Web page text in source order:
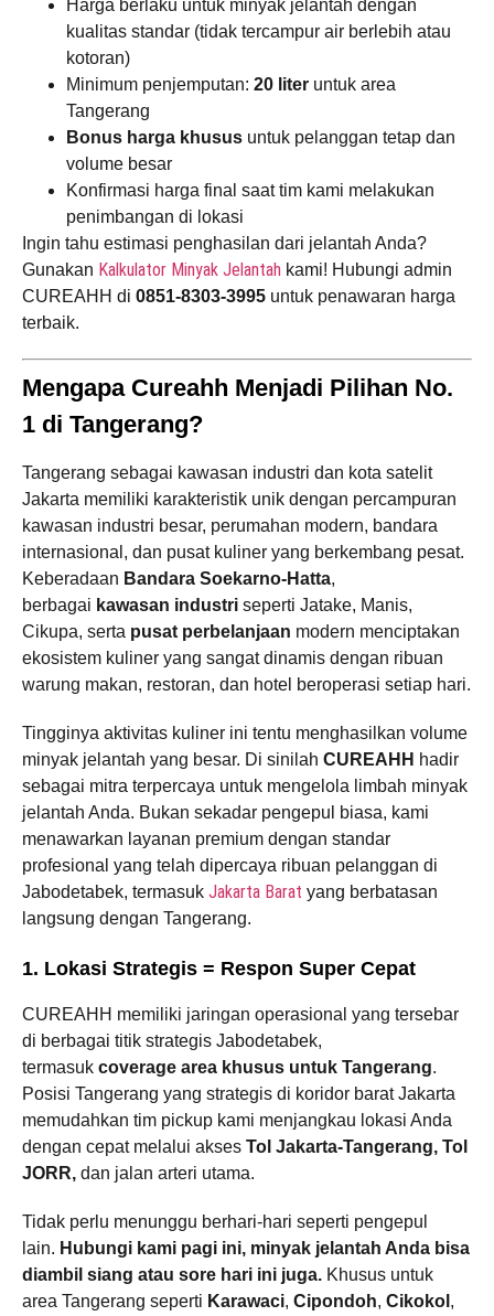
Harga berlaku untuk minyak jelantah dengan
kualitas standar (tidak tercampur air berlebih atau
kotoran)
Minimum penjemputan: 20 liter untuk area
Tangerang
Bonus harga khusus untuk pelanggan tetap dan
volume besar
Konfirmasi harga final saat tim kami melakukan
penimbangan di lokasi
Ingin tahu estimasi penghasilan dari jelantah Anda?
Gunakan Kalkulator Minyak Jelantah kami! Hubungi admin
CUREAHH di 0851-8303-3995 untuk penawaran harga
terbaik.
Mengapa Cureahh Menjadi Pilihan No.
1 di Tangerang?
Tangerang sebagai kawasan industri dan kota satelit
Jakarta memiliki karakteristik unik dengan percampuran
kawasan industri besar, perumahan modern, bandara
internasional, dan pusat kuliner yang berkembang pesat.
Keberadaan Bandara Soekarno-Hatta,
berbagai kawasan industri seperti Jatake, Manis,
Cikupa, serta pusat perbelanjaan modern menciptakan
ekosistem kuliner yang sangat dinamis dengan ribuan
warung makan, restoran, dan hotel beroperasi setiap hari.
Tingginya aktivitas kuliner ini tentu menghasilkan volume
minyak jelantah yang besar. Di sinilah CUREAHH hadir
sebagai mitra terpercaya untuk mengelola limbah minyak
jelantah Anda. Bukan sekadar pengepul biasa, kami
menawarkan layanan premium dengan standar
profesional yang telah dipercaya ribuan pelanggan di
Jabodetabek, termasuk Jakarta Barat yang berbatasan
langsung dengan Tangerang.
1. Lokasi Strategis = Respon Super Cepat
CUREAHH memiliki jaringan operasional yang tersebar
di berbagai titik strategis Jabodetabek,
termasuk coverage area khusus untuk Tangerang.
Posisi Tangerang yang strategis di koridor barat Jakarta
memudahkan tim pickup kami menjangkau lokasi Anda
dengan cepat melalui akses Tol Jakarta-Tangerang, Tol
JORR, dan jalan arteri utama.
Tidak perlu menunggu berhari-hari seperti pengepul
lain. Hubungi kami pagi ini, minyak jelantah Anda bisa
diambil siang atau sore hari ini juga. Khusus untuk
area Tangerang seperti Karawaci, Cipondoh, Cikokol ,